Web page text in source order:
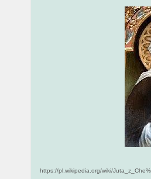
https://pl.wikipedia.org/wiki/